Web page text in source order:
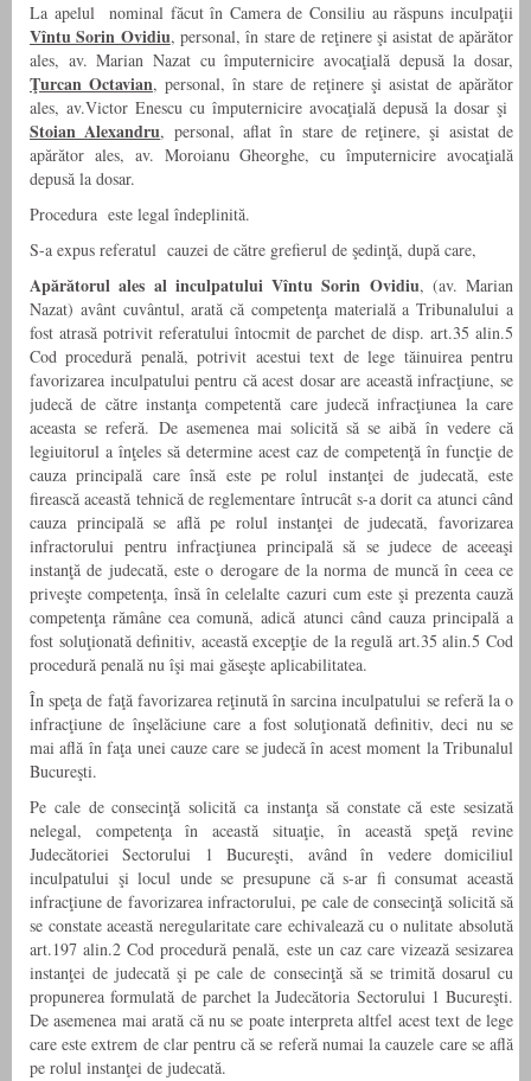
La apelul nominal făcut în Camera de Consiliu au răspuns inculpaţii
Vîntu Sorin Ovidiu, personal, în stare de reţinere şi asistat de apărător
ales, av. Marian Nazat cu împuternicire avocaţială depusă la dosar,
Ţurcan Octavian, personal, în stare de reţinere şi asistat de apărător
ales, av.Victor Enescu cu împuternicire avocaţială depusă la dosar şi
Stoian Alexandru, personal, aflat în stare de reţinere, şi asistat de
apărător ales, av. Moroianu Gheorghe, cu împuternicire avocaţială
depusă la dosar.
Procedura este legal îndeplinită.
S-a expus referatul cauzei de către grefierul de şedinţă, după care,
Apărătorul ales al inculpatului Vîntu Sorin Ovidiu, (av. Marian
Nazat) avânt cuvântul, arată că competenţa materială a Tribunalului a
fost atrasă potrivit referatului întocmit de parchet de disp. art.35 alin.5
Cod procedură penală, potrivit acestui text de lege tăinuirea pentru
favorizarea inculpatului pentru că acest dosar are această infracţiune, se
judecă de către instanţa competentă care judecă infracţiunea la care
aceasta se referă. De asemenea mai solicită să se aibă în vedere că
legiuitorul a înţeles să determine acest caz de competenţă în funcţie de
cauza principală care însă este pe rolul instanţei de judecată, este
firească această tehnică de reglementare întrucât s-a dorit ca atunci când
cauza principală se află pe rolul instanţei de judecată, favorizarea
infractorului pentru infracţiunea principală să se judece de aceeaşi
instanţă de judecată, este o derogare de la norma de muncă în ceea ce
priveşte competenţa, însă în celelalte cazuri cum este şi prezenta cauză
competenţa rămâne cea comună, adică atunci când cauza principală a
fost soluţionată definitiv, această excepţie de la regulă art.35 alin.5 Cod
procedură penală nu îşi mai găseşte aplicabilitatea.
În speţa de faţă favorizarea reţinută în sarcina inculpatului se referă la o
infracţiune de înşelăciune care a fost soluţionată definitiv, deci nu se
mai află în faţa unei cauze care se judecă în acest moment la Tribunalul
Bucureşti.
Pe cale de consecinţă solicită ca instanţa să constate că este sesizată
nelegal, competenţa în această situaţie, în această speţă revine
Judecătoriei Sectorului 1 Bucureşti, având în vedere domiciliul
inculpatului şi locul unde se presupune că s-ar fi consumat această
infracţiune de favorizarea infractorului, pe cale de consecinţă solicită să
se constate această neregularitate care echivalează cu o nulitate absolută
art.197 alin.2 Cod procedură penală, este un caz care vizează sesizarea
instanţei de judecată şi pe cale de consecinţă să se trimită dosarul cu
propunerea formulată de parchet la Judecătoria Sectorului 1 Bucureşti.
De asemenea mai arată că nu se poate interpreta altfel acest text de lege
care este extrem de clar pentru că se referă numai la cauzele care se află
pe rolul instanţei de judecată.